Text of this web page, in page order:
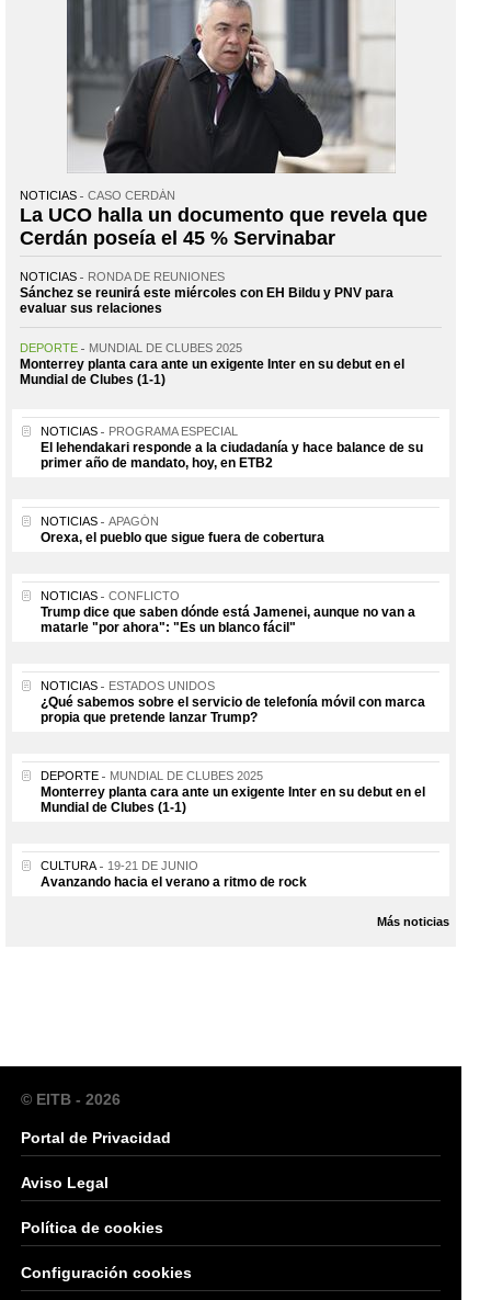
NOTICIAS CASO CERDÁN
La UCO halla un documento que revela que
Cerdán poseía el 45 % Servinabar
NOTICIAS RONDA DE REUNIONES
Sánchez se reunirá este miércoles con EH Bildu y PNV para
evaluar sus relaciones
DEPORTE MUNDIAL DE CLUBES 2025
Monterrey planta cara ante un exigente Inter en su debut en el
Mundial de Clubes (1-1)
NOTICIAS PROGRAMA ESPECIAL
El lehendakari responde a la ciudadanía y hace balance de su
primer año de mandato, hoy, en ETB2
NOTICIAS APAGÓN
Orexa, el pueblo que sigue fuera de cobertura
NOTICIAS CONFLICTO
Trump dice que saben dónde está Jamenei, aunque no van a
matarle "por ahora": "Es un blanco fácil"
NOTICIAS ESTADOS UNIDOS
¿Qué sabemos sobre el servicio de telefonía móvil con marca
propia que pretende lanzar Trump?
DEPORTE MUNDIAL DE CLUBES 2025
Monterrey planta cara ante un exigente Inter en su debut en el
Mundial de Clubes (1-1)
CULTURA 19-21 DE JUNIO
Avanzando hacia el verano a ritmo de rock
Más noticias
© EITB - 2026
Portal de Privacidad
Aviso Legal
Política de cookies
Configuración cookies